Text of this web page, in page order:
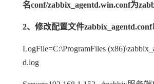
名conf/zabbix_agentd.win.conf为
2、 修改配置文件zabbix_agentd.conf
LogFile=C:\ProgramFiles (x86)\zabbix_
d.log